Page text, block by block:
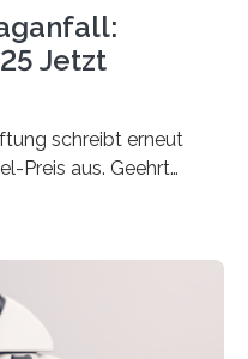
Jetzt
schreibt erneut
Preis aus. Geehrt
zum Thema
fördert die
der
schreibt sie auch in